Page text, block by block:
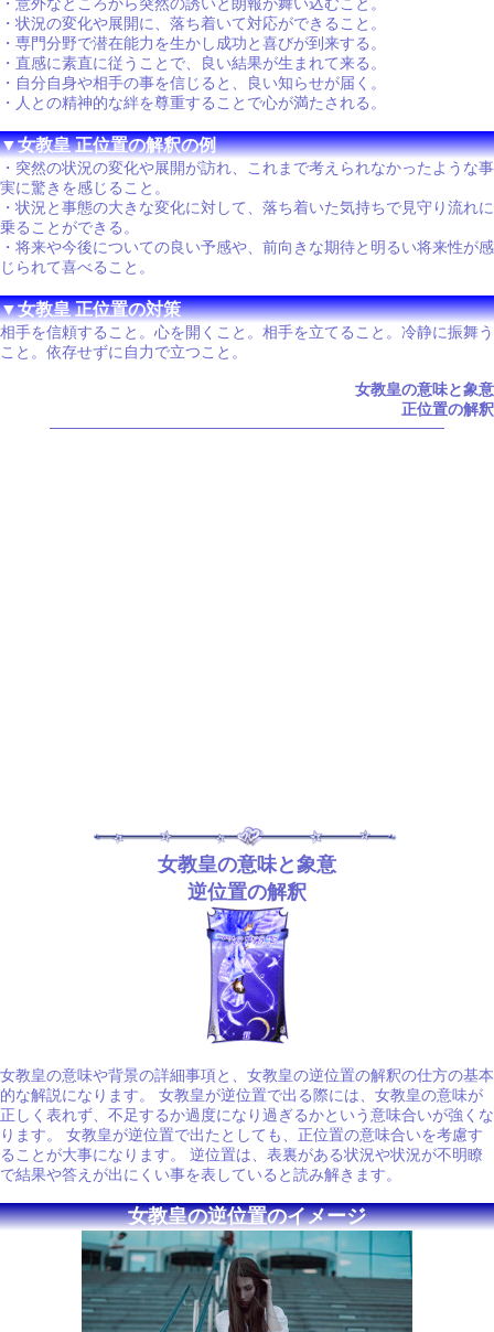
・意外なところから突然の誘いと朗報が舞い込むこと。
・状況の変化や展開に、落ち着いて対応ができること。
・専門分野で潜在能力を生かし成功と喜びが到来する。
・直感に素直に従うことで、良い結果が生まれて来る。
・自分自身や相手の事を信じると、良い知らせが届く。
・人との精神的な絆を尊重することで心が満たされる。
▼女教皇 正位置の解釈の例
・突然の状況の変化や展開が訪れ、これまで考えられなかったような事
実に驚きを感じること。
・状況と事態の大きな変化に対して、落ち着いた気持ちで見守り流れに
乗ることができる。
・将来や今後についての良い予感や、前向きな期待と明るい将来性が感
じられて喜べること。
▼女教皇 正位置の対策
相手を信頼すること。心を開くこと。相手を立てること。冷静に振舞う
こと。依存せずに自力で立つこと。
女教皇の意味と象意
正位置の解釈
女教皇の意味と象意
逆位置の解釈
女教皇の意味や背景の詳細事項と、女教皇の逆位置の解釈の仕方の基本
的な解説になります。 女教皇が逆位置で出る際には、女教皇の意味が
正しく表れず、不足するか過度になり過ぎるかという意味合いが強くな
ります。 女教皇が逆位置で出たとしても、正位置の意味合いを考慮す
ることが大事になります。 逆位置は、表裏がある状況や状況が不明瞭
で結果や答えが出にくい事を表していると読み解きます。
女教皇の逆位置のイメージ